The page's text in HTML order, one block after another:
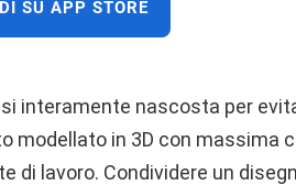
SU APP STORE
interamente nascosta per
modellato in 3D con massima
di lavoro. Condividere un